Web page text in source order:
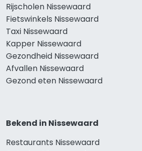
Rijscholen Nissewaard
Fietswinkels Nissewaard
Taxi Nissewaard
Kapper Nissewaard
Gezondheid Nissewaard
Afvallen Nissewaard
Gezond eten Nissewaard
Bekend in Nissewaard
Restaurants Nissewaard